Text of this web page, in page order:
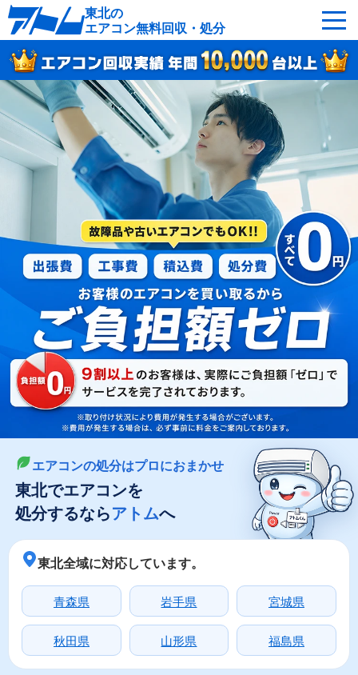
東北の
エアコン無料回収・処分
サービスの特徴 回収可能なエアコン
対応エリア 回収の流れ
よくあるご質問 運営会社
東北各地へ無料出張
最短即日 お急ぎの方はこちら
050-5482-9461
受付：24時間年中無休（通話料無料）
LINEやメールでカンタン依頼
メールで回収依頼 LINEで回収依頼
エアコンの処分はプロにおまかせ
東北でエアコンを
処分するならアトムへ
東北全域に対応しています。
青森県 岩手県 宮城県
秋田県 山形県 福島県